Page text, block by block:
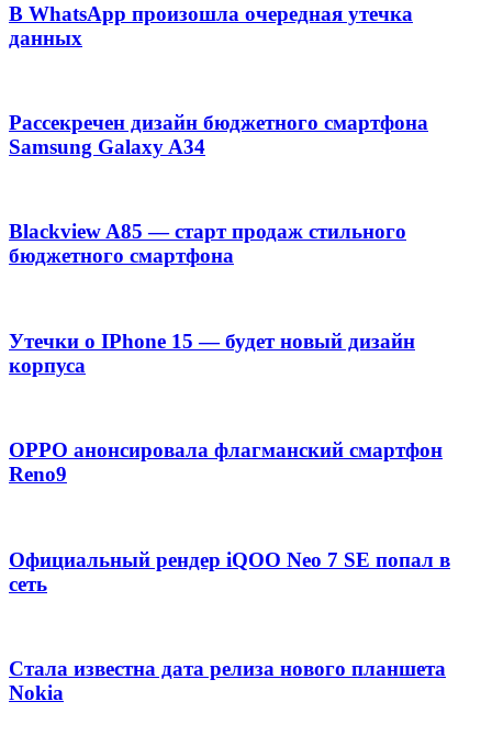
В WhatsApp произошла очередная утечка
данных
Рассекречен дизайн бюджетного смартфона
Samsung Galaxy A34
Blackview A85 — старт продаж стильного
бюджетного смартфона
Утечки о IPhone 15 — будет новый дизайн
корпуса
OPPO анонсировала флагманский смартфон
Reno9
Официальный рендер iQOO Neo 7 SE попал в
сеть
Стала известна дата релиза нового планшета
Nokia